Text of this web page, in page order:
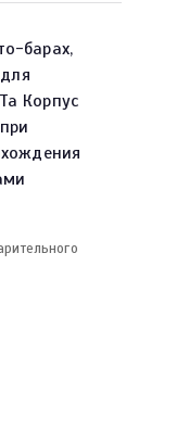
барах,
Корпус